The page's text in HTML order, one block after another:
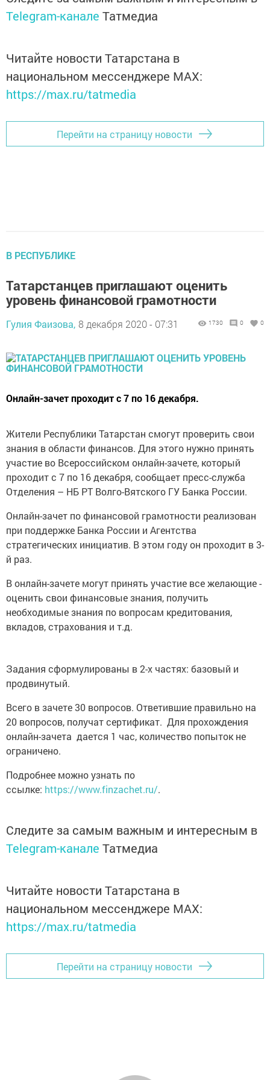
Telegram-канале Татмедиа
Читайте новости Татарстана в
национальном мессенджере MАХ:
https://max.ru/tatmedia
Перейти на страницу новости
В РЕСПУБЛИКЕ
Татарстанцев приглашают оценить
уровень финансовой грамотности
Гулия Фаизова, 8 декабря 2020 - 07:31 1730 0 0
Онлайн-зачет проходит с 7 по 16 декабря.
Жители Республики Татарстан смогут проверить свои
знания в области финансов. Для этого нужно принять
участие во Всероссийском онлайн-зачете, который
проходит с 7 по 16 декабря, сообщает пресс-служба
Отделения – НБ РТ Волго-Вятского ГУ Банка России.
Онлайн-зачет по финансовой грамотности реализован
при поддержке Банка России и Агентства
стратегических инициатив. В этом году он проходит в 3-
й раз.
В онлайн-зачете могут принять участие все желающие -
оценить свои финансовые знания, получить
необходимые знания по вопросам кредитования,
вкладов, страхования и т.д.
Задания сформулированы в 2-х частях: базовый и
продвинутый.
Всего в зачете 30 вопросов. Ответившие правильно на
20 вопросов, получат сертификат. Для прохождения
онлайн-зачета дается 1 час, количество попыток не
ограничено.
Подробнее можно узнать по
ссылке: https://www.finzachet.ru/.
Следите за самым важным и интересным в
Telegram-канале Татмедиа
Читайте новости Татарстана в
национальном мессенджере MАХ:
https://max.ru/tatmedia
Перейти на страницу новости